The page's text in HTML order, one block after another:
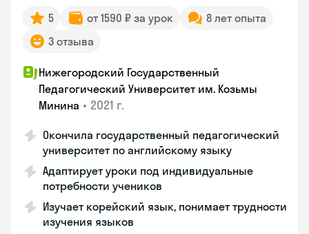
5 от 1590 ₽ за урок
8 лет опыта
3 отзыва
Нижегородский Государственный
Педагогический Университет им. Козьмы
Минина • 2021 г.
Окончила государственный педагогический
университет по английскому языку
Адаптирует уроки под индивидуальные
потребности учеников
Изучает корейский язык, понимает трудности
изучения языков